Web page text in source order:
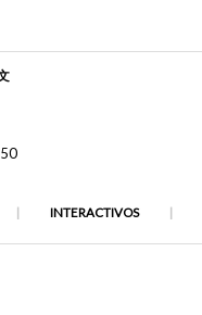
INTERACTIVOS